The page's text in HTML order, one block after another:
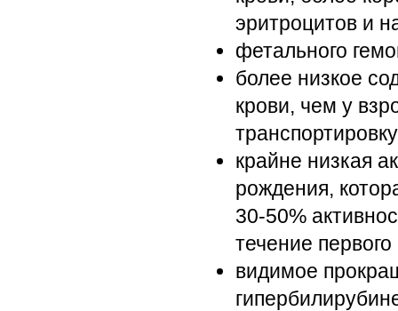
эритроцитов и
фетального
более низкое
крови, чем у
крайне низкая
рождения,
30-50%
течение
видимое